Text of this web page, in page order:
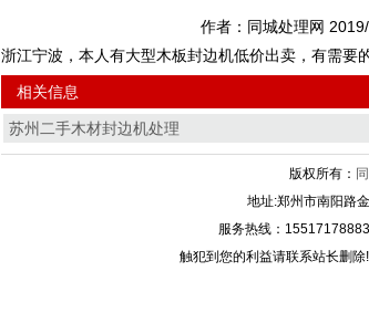
作者：同城处理网
浙江宁波，本人有大型木板封边机低价出卖，有需要
相关信息
苏州二手木材封边机处理
版权所有：
地址:郑州市南阳路
服务热线：
触犯到您的利益请联系站长删